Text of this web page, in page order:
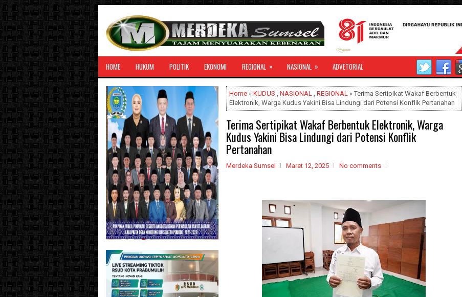
HOME HUKUM POLITIK EKONOMI REGIONAL » NASIONAL » ADVETORIAL
Home » KUDUS , NASIONAL , REGIONAL » Terima Sertipikat Wakaf Berbentuk
Elektronik, Warga Kudus Yakini Bisa Lindungi dari Potensi Konflik Pertanahan
Terima Sertipikat Wakaf Berbentuk Elektronik, Warga
Kudus Yakini Bisa Lindungi dari Potensi Konflik
Pertanahan
Merdeka Sumsel Maret 12, 2025 No comments